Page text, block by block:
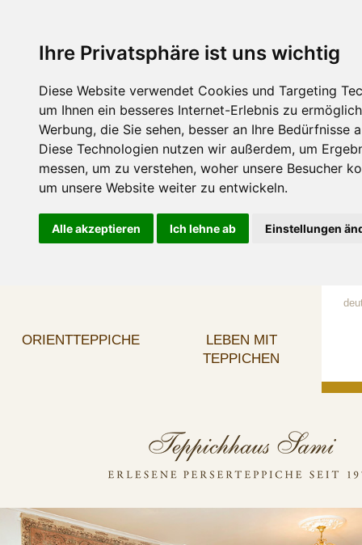
Ihre Privatsphäre ist uns wichtig
Diese Website verwendet Cookies und Targeting
um Ihnen ein besseres Internet-Erlebnis zu
Werbung, die Sie sehen, besser an Ihre Bedürfnisse
Diese Technologien nutzen wir außerdem, um
messen, um zu verstehen, woher unsere Besucher
um unsere Website weiter zu entwickeln.
Alle akzeptieren Ich lehne ab Einstellungen
ORIENTTEPPICHE
LEBEN MIT
TEPPICHEN